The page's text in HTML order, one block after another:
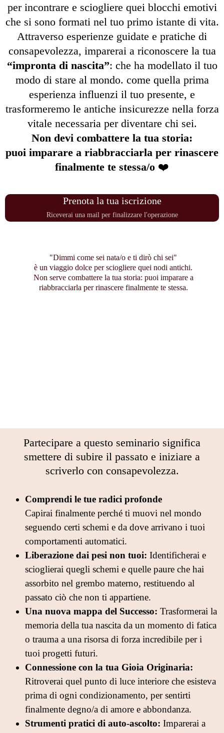
per incontrare e sciogliere quei blocchi emotivi
che si sono formati nel tuo primo istante di vita.
Attraverso esperienze guidate e pratiche di
consapevolezza, imparerai a riconoscere la tua
“impronta di nascita”: che ha modellato il tuo
modo di stare al mondo. come quella prima
esperienza influenzi il tuo presente, e
trasformeremo le antiche insicurezze nella forza
vitale necessaria per diventare chi sei.
Non devi combattere la tua storia:
puoi imparare a riabbracciarla per rinascere
finalmente te stessa/o ❤️
Prenota la tua iscrizione
Riceverai una mail per finalizzare l'operazione
"Dimmi come sei nata/o e ti dirò chi sei"
è un viaggio dolce per sciogliere quei nodi antichi.
Non serve combattere la tua storia: puoi imparare a
riabbracciarla per rinascere finalmente te stessa.
Partecipare a questo seminario significa
smettere di subire il passato e iniziare a
scriverlo con consapevolezza.
Comprendi le tue radici profonde
Capirai finalmente perché ti muovi nel mondo
seguendo certi schemi e da dove arrivano i tuoi
comportamenti automatici.
Liberazione dai pesi non tuoi: Identificherai e
scioglierai quegli schemi e quelle paure che hai
assorbito nel grembo materno, restituendo al
passato ciò che non ti appartiene.
Una nuova mappa del Successo: Trasformerai la
memoria della tua nascita da un momento di fatica
o trauma a una risorsa di forza incredibile per i
tuoi progetti futuri.
Connessione con la tua Gioia Originaria:
Ritroverai quel punto di luce interiore che esisteva
prima di ogni condizionamento, per sentirti
finalmente degno/a di amore e abbondanza.
Strumenti pratici di auto-ascolto: Imparerai a